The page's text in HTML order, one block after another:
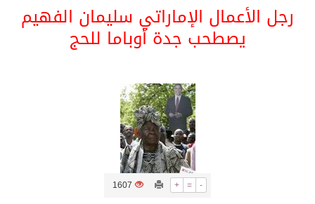
ثلة من الضابطات في الجييش الكويتي
رجل الأعمال الإماراتي سليمان الفهيم
يصطحب جدة أوباما للحج
+ = -
1607